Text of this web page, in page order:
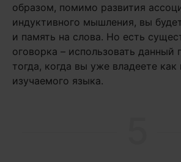
образом, помимо развития
индуктивного мышления, вы
и память на слова. Но есть
оговорка – использовать
тогда, когда вы уже владеете
изучаемого языка.